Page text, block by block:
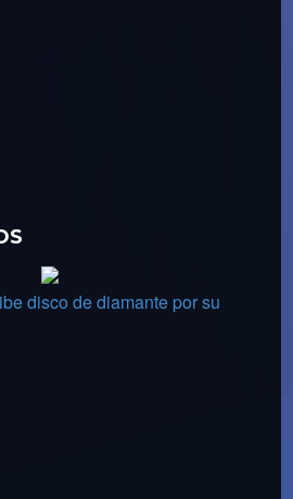
disco de diamante por su